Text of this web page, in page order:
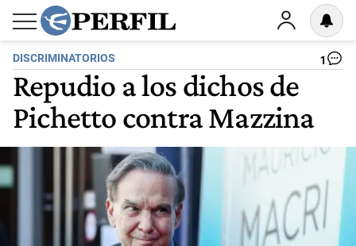
DISCRIMINATORIOS 1
Repudio a los dichos de
Pichetto contra Mazzina